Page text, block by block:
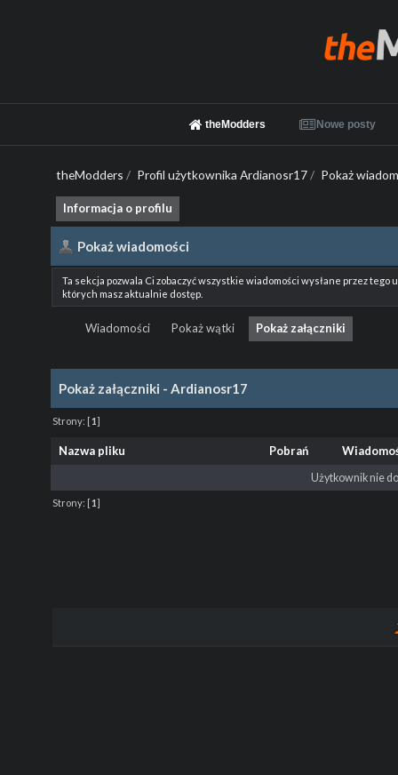
theModders Nowe posty
theModders / Profil użytkownika Ardianosr17/ Pokaż
Informacja o profilu
Pokaż wiadomości
Ta sekcja pozwala Ci zobaczyć wszystkie wiadomości wysłane przez
których masz aktualnie dostęp.
Wiadomości Pokaż wątki Pokaż załączniki
Pokaż załączniki - Ardianosr17
Strony: [1]
Nazwa pliku Pobrań
Użytkownik nie
Strony: [1]